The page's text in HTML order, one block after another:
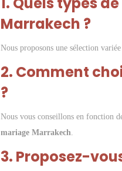
Marrakech ?
Nous proposons une sélection
2. Comment
?
Nous vous conseillons en fonction
mariage Marrakech.
3. Proposez-